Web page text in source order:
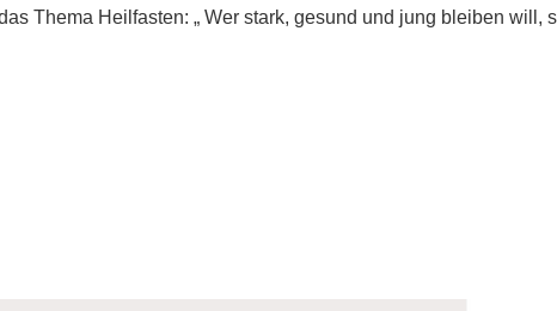
Thema Heilfasten: „ Wer stark, gesund und jung bleiben